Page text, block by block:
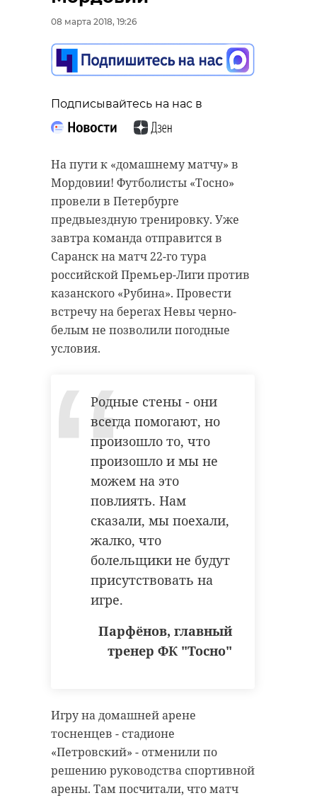
08 марта 2018, 19:26
Подписывайтесь на нас в
На пути к «домашнему матчу» в
Мордовии! Футболисты «Тосно»
провели в Петербурге
предвыездную тренировку. Уже
завтра команда отправится в
Саранск на матч 22-го тура
российской Премьер-Лиги против
казанского «Рубина». Провести
встречу на берегах Невы черно-
белым не позволили погодные
условия.
Родные стены - они
всегда помогают, но
произошло то, что
произошло и мы не
можем на это
повлиять. Нам
сказали, мы поехали,
жалко, что
болельщики не будут
присутствовать на
игре.
Парфёнов, главный
тренер ФК "Тосно"
Игру на домашней арене
тосненцев - стадионе
«Петровский» - отменили по
решению руководства спортивной
арены. Там посчитали, что матч
20 января 2021, 21:06
Подписывайтесь на нас в
Корреспондент Александр Сашнев
и его оператор снимали сюжет
про подсчет уток для местного
телеканала.
Они уже снимали последние
кадры у водоема. И тут к ним
подбежали взволнованные
местные мальчишки. Дети
кричали, что рядом тонет собака.
Бравый корреспондент, не
помощь. Снял одежду и занырнул
в ледяную воду (на улице тогда
было -20). Собаку успешно
вытащили и согрели.
Сам журналист тоже не пострадал.
У Александра есть опыт в
моржевании.
белгородская область
доброта
спасение животных
“особняк с
привидениями” XIX
века
18 августа 2020, 16:53
Подписывайтесь на нас в
Сейчас расчищают рамы, снимают
старый слой краски.
Реставрируют уникальные
витражи в морском стиле.
Впереди шпаклевка дома,
утепление пенькой,
антибиологическая и
противопожарная обработка.
гатчинский район
добровольцы
реставрация усадьба
Поделиться статьей: